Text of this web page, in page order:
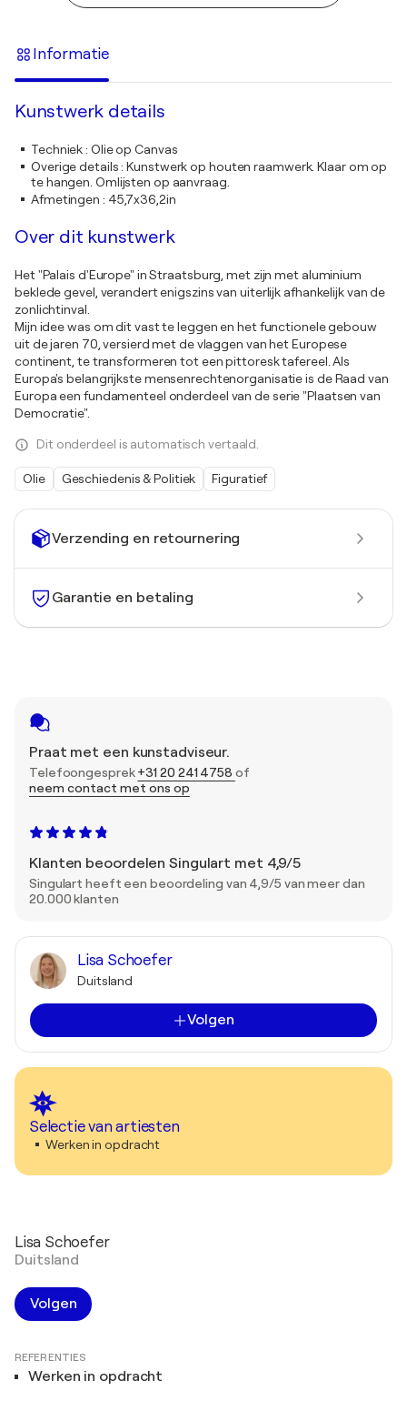
Verzending en retournering
Garantie en betaling
Praat met een kunstadviseur.
Telefoongesprek+31 20 241 4758 of
neem contact met ons op
Klanten beoordelen Singulart met 4,9/5
Singulart heeft een beoordeling van 4,9/5 van meer dan
20.000 klanten
Lisa Schoefer
Duitsland
Volgen
Selectie van artiesten
Werken in opdracht
Informatie
Kunstwerk details
Techniek: Olie op Canvas
Overige details:Kunstwerk op houten raamwerk. Klaar om op
te hangen. Omlijsten op aanvraag.
Afmetingen : 45,7x36,2in
Over dit kunstwerk
Het "Palais d'Europe" in Straatsburg, met zijn met aluminium
beklede gevel, verandert enigszins van uiterlijk afhankelijk van de
zonlichtinval.
Mijn idee was om dit vast te leggen en het functionele gebouw
uit de jaren 70, versierd met de vlaggen van het Europese
continent, te transformeren tot een pittoresk tafereel. Als
Europa's belangrijkste mensenrechtenorganisatie is de Raad van
Europa een fundamenteel onderdeel van de serie "Plaatsen van
Democratie".
Dit onderdeel is automatisch vertaald.
Olie Geschiedenis & Politiek Figuratief
Lisa Schoefer
Duitsland
Volgen
REFERENTIES
Werken in opdracht